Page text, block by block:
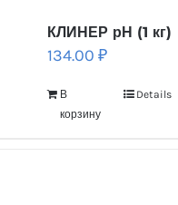
КЛИНЕР рН (1 кг)
134.00₽
В
корзину
Details